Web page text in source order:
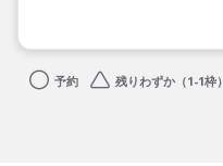
予約 残りわずか（1-1枠）